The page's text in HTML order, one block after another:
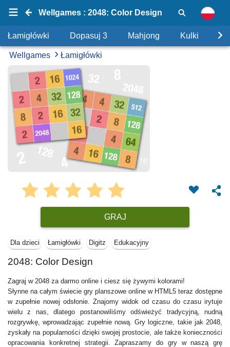
Wellgames : 2048: Color Design
Łamigłówki Dopasuj 3 Mahjong Kulki
Wellgames Łamigłówki
GRAJ
Dla dzieci Łamigłówki Digitz Edukacyjny
2048: Color Design
Zagraj w 2048 za darmo online i ciesz się żywymi kolorami!
Słynne na całym świecie gry planszowe online w HTML5 teraz dostępne
w zupełnie nowej odsłonie. Znajomy widok od czasu do czasu irytuje
wielu z nas, dlatego postanowiliśmy odświeżyć tradycyjną, nudną
rozgrywkę, wprowadzając zupełnie nową. Gry logiczne, takie jak 2048,
zyskały na popularności dzięki swojej prostocie, ale także konieczności
opracowania konkretnej strategii. Zapraszamy do gry w naszą grę